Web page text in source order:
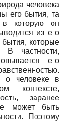
человека
его бытия, та
в которую он
из его
бытия, которые
частности,
его
о человеке в
контексте,
заранее
может быть
Поэтому